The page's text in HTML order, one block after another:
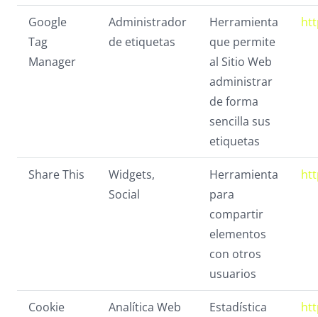
Google
Tag
Manager
Administrador
de etiquetas
Herramienta
que permite
al Sitio Web
administrar
de forma
sencilla sus
etiquetas
Share This
Widgets,
Social
Herramienta
para
compartir
elementos
con otros
usuarios
Cookie
Analítica Web
Estadística